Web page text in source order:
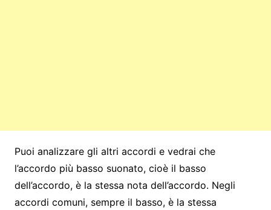
Puoi analizzare gli altri accordi e vedrai che
l’accordo più basso suonato, cioè il basso
dell’accordo, è la stessa nota dell’accordo. Negli
accordi comuni, sempre il basso, è la stessa